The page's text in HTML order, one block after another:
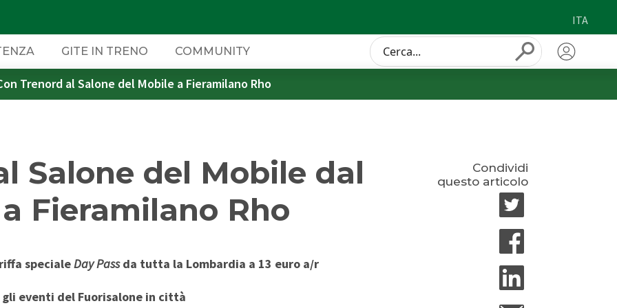
ITA
GITE IN TRENO COMMUNITY
Conduct
a
Submit
DOVE ACQUISTARE
Acquista online
App Trenord
Pay&Go
TRENORD PER L'IMPRESA
B2B Mobility
INFOMOBILITÀ
Tempo reale
DI TRENORDSUPPORTO
Assistenza viaggiatori con
Contatti
Planet
Trenord al Salone del Mobile a Fieramilano Rho
Salone del Mobile dal
Fieramilano Rho
specialeDay Passda tutta la Lombardia a 13 euro a/r
eventi del Fuorisalone in città
Condividi
questo articolo